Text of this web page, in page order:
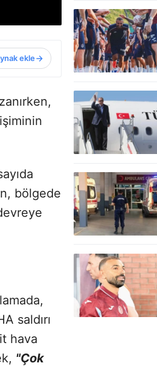
ekle
bölgede
saldırı
hava
"Çok